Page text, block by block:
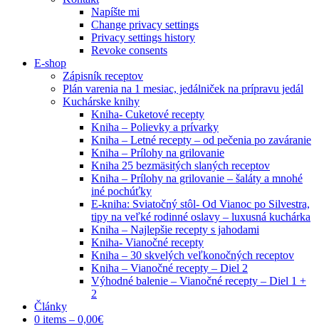
Napíšte mi
Change privacy settings
Privacy settings history
Revoke consents
E-shop
Zápisník receptov
Plán varenia na 1 mesiac, jedálniček na prípravu jedál
Kuchárske knihy
Kniha- Cuketové recepty
Kniha – Polievky a prívarky
Kniha – Letné recepty – od pečenia po zaváranie
Kniha – Prílohy na grilovanie
Kniha 25 bezmäsitých slaných receptov
Kniha – Prílohy na grilovanie – šaláty a mnohé
iné pochúťky
E-kniha: Sviatočný stôl- Od Vianoc po Silvestra,
tipy na veľké rodinné oslavy – luxusná kuchárka
Kniha – Najlepšie recepty s jahodami
Kniha- Vianočné recepty
Kniha – 30 skvelých veľkonočných receptov
Kniha – Vianočné recepty – Diel 2
Výhodné balenie – Vianočné recepty – Diel 1 +
2
Články
0 items – 0,00€